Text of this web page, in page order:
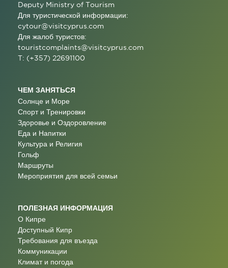
Deputy Ministry of Tourism
Для туристической информации:
cytour@visitcyprus.com
Для жалоб туристов:
touristcomplaints@visitcyprus.com
T: (+357) 22691100
ЧЕМ ЗАНЯТЬСЯ
Солнце и Море
Спорт и Тренировки
Здоровье и Оздоровление
Еда и Напитки
Культура и Религия
Гольф
Маршруты
Мероприятия для всей семьи
ПОЛЕЗНАЯ ИНФОРМАЦИЯ
О Кипре
Доступный Кипр
Требования для въезда
Коммуникации
Климат и погода